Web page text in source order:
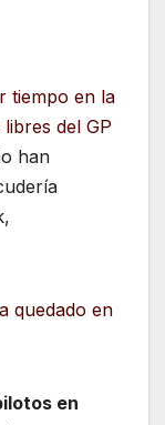
tiempo en la
del GP
han
quedado en
en